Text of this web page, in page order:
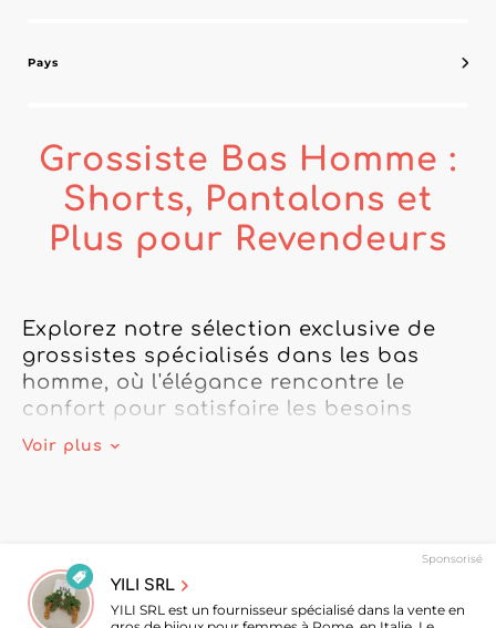
Pays
Grossiste Bas Homme :
Shorts, Pantalons et
Plus pour Revendeurs
Explorez notre sélection exclusive de
grossistes spécialisés dans les bas
homme, où l'élégance rencontre le
confort pour satisfaire les besoins
variés de votre clientèle masculine.
pièces de qualité supérieure adaptées
à toutes les saisons.
Voir plus
Sponsorisé
YILI SRL
YILI SRL est un fournisseur spécialisé dans la vente en